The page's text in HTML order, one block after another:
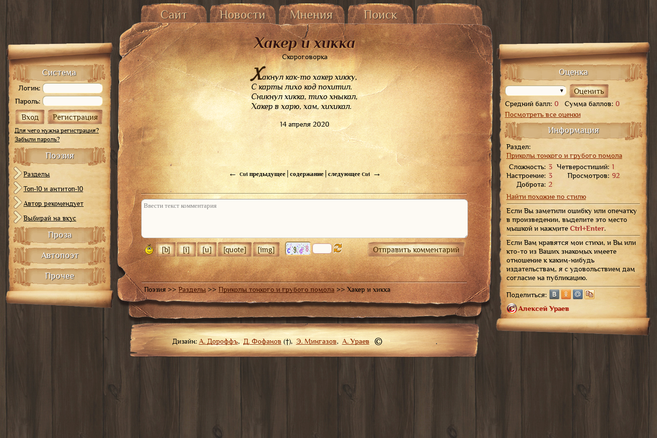
Система
Логин:
Пароль:
Для чего нужна регистрация?
Забыли пароль?
Поэзия
Разделы
Топ-10 и антитоп-10
Автор рекомендует
Выбирай на вкус
Проза
Автопоэт
Прочее
Сайт
Главная страница
История сайта
Карта сайта
Новости
От владельца
От пользователей
Мнения
Гостевая и опросы
Все комментарии
Все оценки
Поиск
Поэзия
Проза
Программы
Печать
Хакер и хикка
Скороговорка
Хакнул как-то хакер хикку,
С карты лихо код похитил.
Сникнул хикка, тихо хныкал,
Хакер в харю, хам, хихикал.
14 апреля 2020
←Ctrlпредыдущее содержание следующее Ctrl→
Не отвечать
Поэзия >>Разделы>>Приколы тонкого и грубого помола >>Хакер и хикка
Дизайн: А. Дороффъ, Д. Фофанов (†), Э. Мингазов, А. Ураев ©
Оценка
Средний балл: 0 Сумма баллов: 0
Посмотреть все оценки
Информация
Раздел:
Приколы тонкого и грубого помола
Сложность: 3
Настроение: 3
Доброта: 2
Четверостиший: 1
Просмотров: 92
Найти похожие по стилю
Если Вы заметили ошибку или опечатку
в произведении, выделите это место
мышкой и нажмите Ctrl+Enter.
Если Вам нравятся мои стихи, и Вы или
кто-то из Ваших знакомых имеете
отношение к каким-нибудь
издательствам, я с удовольствием дам
согласие на публикацию.
Поделиться:
Алексей Ураев